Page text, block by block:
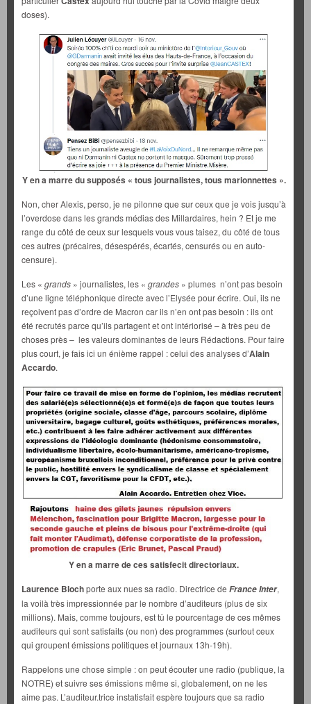
doses).
Y en a marre du supposés « tous journalistes, tous marionnettes ».
Non, cher Alexis, perso, je ne pilonne que sur ceux que je vois jusqu’à
l’overdose dans les grands médias des Millardaires, hein ? Et je me
range du côté de ceux sur lesquels vous vous taisez, du côté de tous
ces autres (précaires, désespérés, écartés, censurés ou en auto-
censure).
Les « grands » journalistes, les « grandes » plumes n’ont pas besoin
d’une ligne téléphonique directe avec l’Elysée pour écrire. Oui, ils ne
reçoivent pas d’ordre de Macron car ils n’en ont pas besoin : ils ont
été recrutés parce qu’ils partagent et ont intériorisé – à très peu de
choses près – les valeurs dominantes de leurs Rédactions. Pour faire
plus court, je fais ici un énième rappel : celui des analyses d’Alain
Accardo.
Y en a marre de ces satisfecit directoriaux.
Laurence Blochporte aux nues sa radio. Directrice de France Inter,
la voilà très impressionnée par le nombre d’auditeurs (plus de six
millions). Mais, comme toujours, est tû le pourcentage de ces mêmes
auditeurs qui sont satisfaits (ou non) des programmes (surtout ceux
qui groupent émissions politiques et journaux 13h-19h).
Rappelons une chose simple : on peut écouter une radio (publique, la
NOTRE) et suivre ses émissions même si, globalement, on ne les
aime pas. L’auditeur.trice instatisfait espère toujours que sa radio